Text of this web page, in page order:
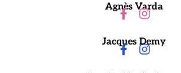
Agnès Varda
Jacques Demy